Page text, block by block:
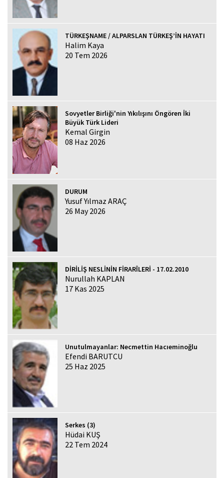
TÜRKEŞNAME / ALPARSLAN TÜRKEŞ’İN HAYATI
Halim Kaya
20 Tem 2026
Sovyetler Birliği'nin Yıkılışını Öngören İki
Büyük Türk Lideri
Kemal Girgin
08 Haz 2026
DURUM
Yusuf Yılmaz ARAÇ
26 May 2026
DİRİLİŞ NESLİNİN FİRARÎLERİ - 17.02.2010
Nurullah KAPLAN
17 Kas 2025
Unutulmayanlar: Necmettin Hacıeminoğlu
Efendi BARUTCU
25 Haz 2025
Serkes (3)
Hüdai KUŞ
22 Tem 2024